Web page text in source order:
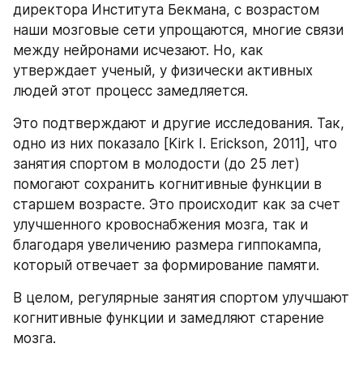
директора Института Бекмана, с возрастом
наши мозговые сети упрощаются, многие связи
между нейронами исчезают. Но, как
утверждает ученый, у физически активных
людей этот процесс замедляется.
Это подтверждают и другие исследования. Так,
одно из них показало [Kirk I. Erickson, 2011], что
занятия спортом в молодости (до 25 лет)
помогают сохранить когнитивные функции в
старшем возрасте. Это происходит как за счет
улучшенного кровоснабжения мозга, так и
благодаря увеличению размера гиппокампа,
который отвечает за формирование памяти.
В целом, регулярные занятия спортом улучшают
когнитивные функции и замедляют старение
мозга.